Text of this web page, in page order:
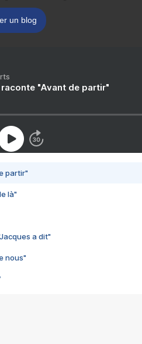
un blog
raconte "Avant de partir"
partir"
là"
a dit"
nous"